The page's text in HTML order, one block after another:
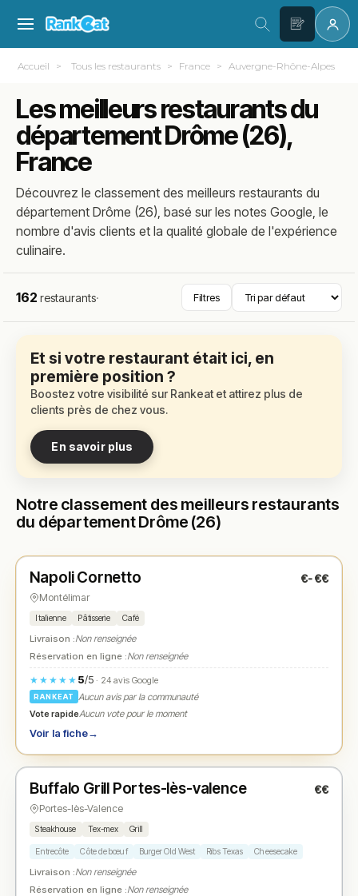
Accueil Tous les restaurants France Auvergne-Rhône-Alpes
Les meilleurs restaurants du
département Drôme (26),
France
Découvrez le classement des meilleurs restaurants du
département Drôme (26), basé sur les notes Google, le
nombre d'avis clients et la qualité globale de l'expérience
culinaire.
162 restaurants· Filtres
Et si votre restaurant était ici, en
première position ?
Boostez votre visibilité sur Rankeat et attirez plus de
clients près de chez vous.
En savoir plus
Notre classement des meilleurs restaurants
du département Drôme (26)
★ N° 1
Napoli Cornetto €-€€
Montélimar
Italienne Pâtisserie Café
Livraison :Non renseignée
Réservation en ligne :Non renseignée
★★★★★ 5/5· 24 avis Google
RANKEAT
Aucun avis par la communauté
Vote rapideAucun vote pour le moment
Voir la fiche→
★ N° 2
Buffalo Grill Portes-lès-valence €€
Portes-lès-Valence
Steakhouse Tex-mex Grill
Entrecôte Côte de bœuf Burger Old West Ribs Texas Cheesecake
Livraison :Non renseignée
Réservation en ligne :Non renseignée